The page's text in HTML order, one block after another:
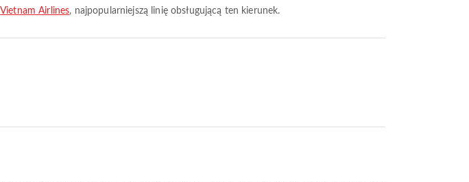
Vietnam Airlines, najpopularniejszą linię obsługującą ten kierunek.